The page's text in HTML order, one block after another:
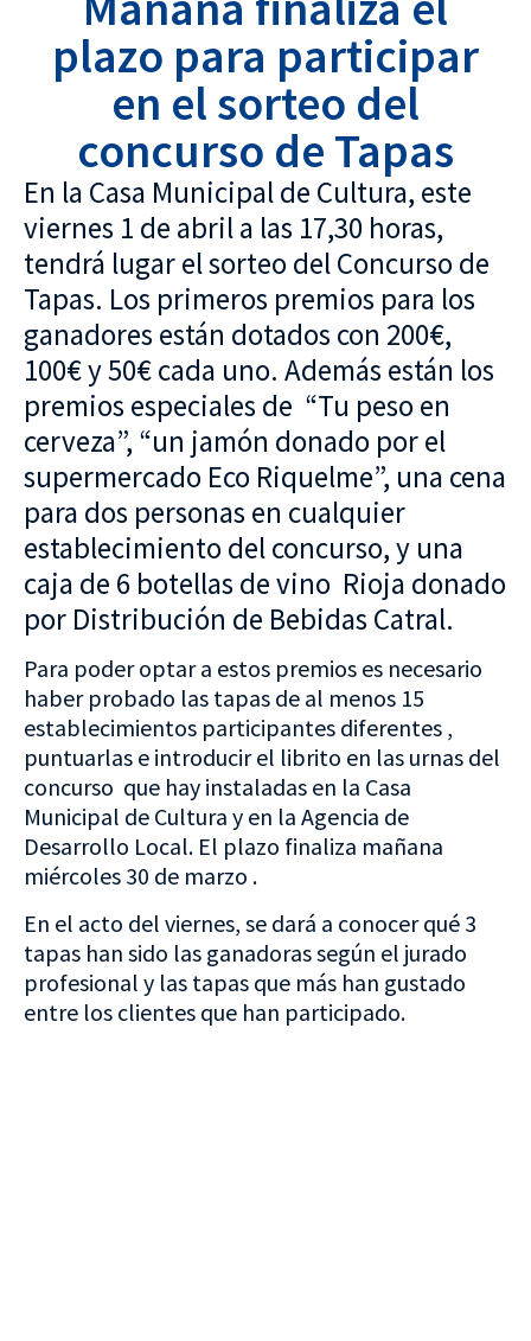
plazo para participar
en el sorteo del
concurso de Tapas
En la Casa Municipal de Cultura, este
viernes 1 de abril a las 17,30 horas,
tendrá lugar el sorteo del Concurso de
Tapas. Los primeros premios para los
ganadores están dotados con 200€,
100€ y 50€ cada uno. Además están los
premios especiales de “Tu peso en
cerveza”, “un jamón donado por el
supermercado Eco Riquelme”, una cena
para dos personas en cualquier
establecimiento del concurso, y una
caja de 6 botellas de vino Rioja donado
por Distribución de Bebidas Catral.
Para poder optar a estos premios es necesario
haber probado las tapas de al menos 15
establecimientos participantes diferentes ,
puntuarlas e introducir el librito en las urnas del
concurso que hay instaladas en la Casa
Municipal de Cultura y en la Agencia de
Desarrollo Local. El plazo finaliza mañana
miércoles 30 de marzo .
En el acto del viernes, se dará a conocer qué 3
tapas han sido las ganadoras según el jurado
profesional y las tapas que más han gustado
entre los clientes que han participado.